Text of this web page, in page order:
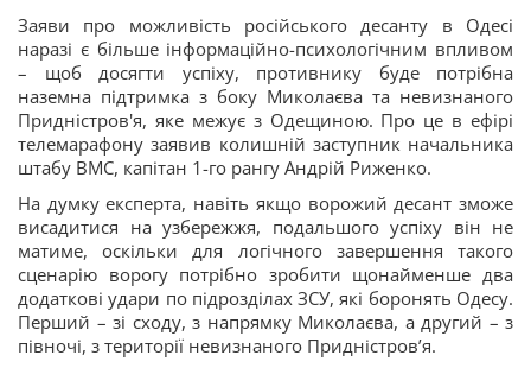
Заяви про можливість російського десанту в Одесі
наразі є більше інформаційно-психологічним впливом
– щоб досягти успіху, противнику буде потрібна
наземна підтримка з боку Миколаєва та невизнаного
Придністров'я, яке межує з Одещиною. Про це в ефірі
телемарафону заявив колишній заступник начальника
штабу ВМС, капітан 1-го рангу Андрій Риженко.
На думку експерта, навіть якщо ворожий десант зможе
висадитися на узбережжя, подальшого успіху він не
матиме, оскільки для логічного завершення такого
сценарію ворогу потрібно зробити щонайменше два
додаткові удари по підрозділах ЗСУ, які боронять Одесу.
Перший – зі сходу, з напрямку Миколаєва, а другий – з
півночі, з території невизнаного Придністров’я.